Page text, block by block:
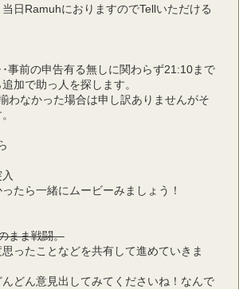
日RamuhにおりますのでTellいただける
事前の申告有る無しに関わらず21:10まで
加で助っ人を探します。
わなかった場合は申し訳ありませんがそ
たら一緒にムービーみましょう！
まま戦闘。
ったことなどを共有して進めていきま
どん意見出してみてくださいね！なんで